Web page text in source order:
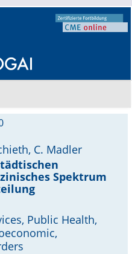
C. Madler
Spektrum
Public Health,